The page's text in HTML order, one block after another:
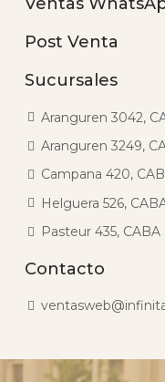
Post Venta
Sucursales
Aranguren 3042,
Aranguren 3249,
Campana 420,
Helguera 526,
Pasteur 435, CABA
Contacto